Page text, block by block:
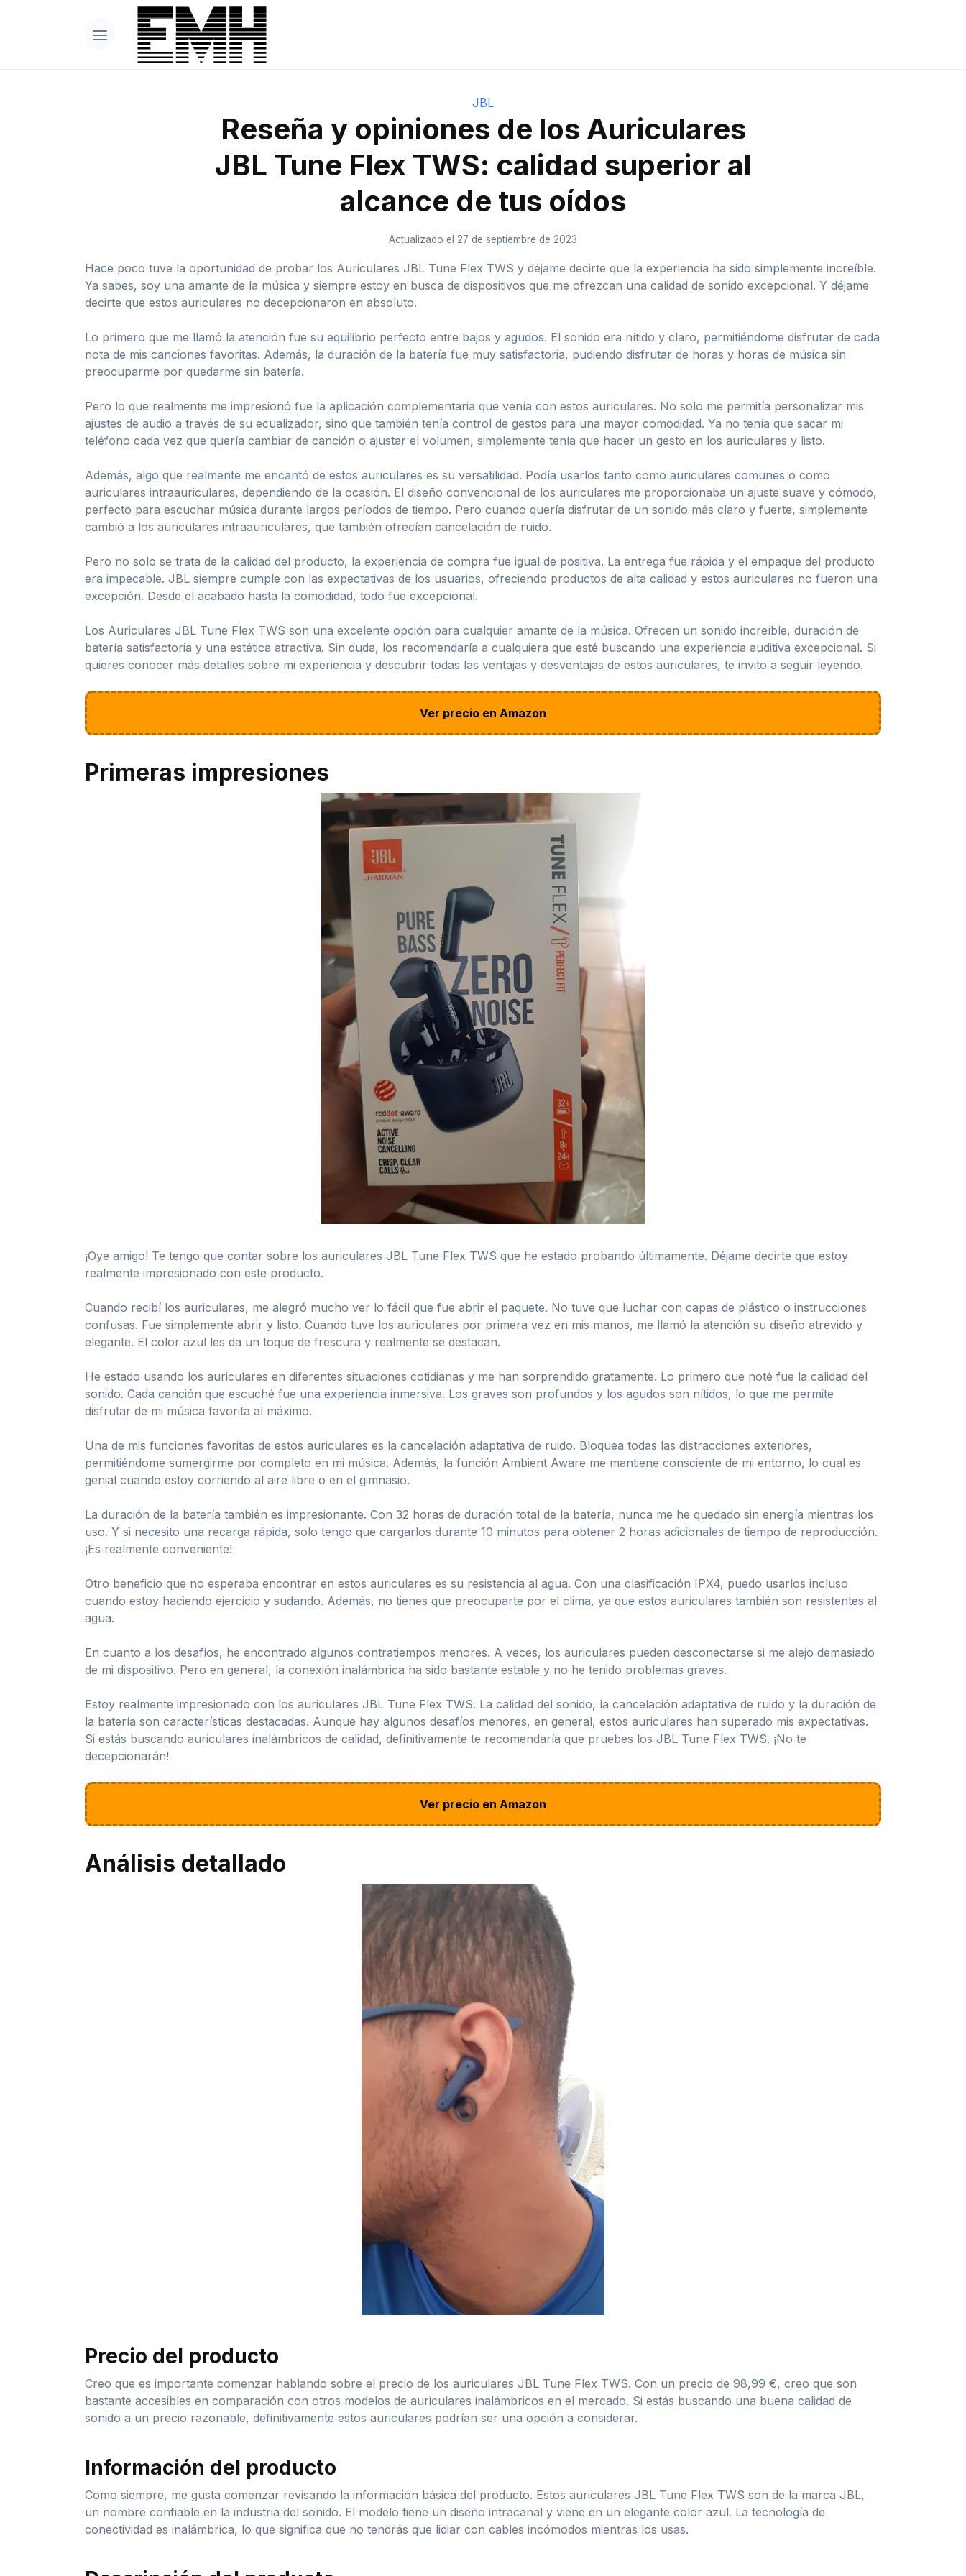
JBL
Reseña y opiniones de los Auriculares
JBL Tune Flex TWS: calidad superior al
alcance de tus oídos
Actualizado el 27 de septiembre de 2023
Hace poco tuve la oportunidad de probar los Auriculares JBL Tune Flex TWS y déjame decirte que la experiencia ha sido simplemente increíble.
Ya sabes, soy una amante de la música y siempre estoy en busca de dispositivos que me ofrezcan una calidad de sonido excepcional. Y déjame
decirte que estos auriculares no decepcionaron en absoluto.
Lo primero que me llamó la atención fue su equilibrio perfecto entre bajos y agudos. El sonido era nítido y claro, permitiéndome disfrutar de cada
nota de mis canciones favoritas. Además, la duración de la batería fue muy satisfactoria, pudiendo disfrutar de horas y horas de música sin
preocuparme por quedarme sin batería.
Pero lo que realmente me impresionó fue la aplicación complementaria que venía con estos auriculares. No solo me permitía personalizar mis
ajustes de audio a través de su ecualizador, sino que también tenía control de gestos para una mayor comodidad. Ya no tenía que sacar mi
teléfono cada vez que quería cambiar de canción o ajustar el volumen, simplemente tenía que hacer un gesto en los auriculares y listo.
Además, algo que realmente me encantó de estos auriculares es su versatilidad. Podía usarlos tanto como auriculares comunes o como
auriculares intraauriculares, dependiendo de la ocasión. El diseño convencional de los auriculares me proporcionaba un ajuste suave y cómodo,
perfecto para escuchar música durante largos períodos de tiempo. Pero cuando quería disfrutar de un sonido más claro y fuerte, simplemente
cambió a los auriculares intraauriculares, que también ofrecían cancelación de ruido.
Pero no solo se trata de la calidad del producto, la experiencia de compra fue igual de positiva. La entrega fue rápida y el empaque del producto
era impecable. JBL siempre cumple con las expectativas de los usuarios, ofreciendo productos de alta calidad y estos auriculares no fueron una
excepción. Desde el acabado hasta la comodidad, todo fue excepcional.
Los Auriculares JBL Tune Flex TWS son una excelente opción para cualquier amante de la música. Ofrecen un sonido increíble, duración de
batería satisfactoria y una estética atractiva. Sin duda, los recomendaría a cualquiera que esté buscando una experiencia auditiva excepcional. Si
quieres conocer más detalles sobre mi experiencia y descubrir todas las ventajas y desventajas de estos auriculares, te invito a seguir leyendo.
Ver precio en Amazon
Primeras impresiones
¡Oye amigo! Te tengo que contar sobre los auriculares JBL Tune Flex TWS que he estado probando últimamente. Déjame decirte que estoy
realmente impresionado con este producto.
Cuando recibí los auriculares, me alegró mucho ver lo fácil que fue abrir el paquete. No tuve que luchar con capas de plástico o instrucciones
confusas. Fue simplemente abrir y listo. Cuando tuve los auriculares por primera vez en mis manos, me llamó la atención su diseño atrevido y
elegante. El color azul les da un toque de frescura y realmente se destacan.
He estado usando los auriculares en diferentes situaciones cotidianas y me han sorprendido gratamente. Lo primero que noté fue la calidad del
sonido. Cada canción que escuché fue una experiencia inmersiva. Los graves son profundos y los agudos son nítidos, lo que me permite
disfrutar de mi música favorita al máximo.
Una de mis funciones favoritas de estos auriculares es la cancelación adaptativa de ruido. Bloquea todas las distracciones exteriores,
permitiéndome sumergirme por completo en mi música. Además, la función Ambient Aware me mantiene consciente de mi entorno, lo cual es
genial cuando estoy corriendo al aire libre o en el gimnasio.
La duración de la batería también es impresionante. Con 32 horas de duración total de la batería, nunca me he quedado sin energía mientras los
uso. Y si necesito una recarga rápida, solo tengo que cargarlos durante 10 minutos para obtener 2 horas adicionales de tiempo de reproducción.
¡Es realmente conveniente!
Otro beneficio que no esperaba encontrar en estos auriculares es su resistencia al agua. Con una clasificación IPX4, puedo usarlos incluso
cuando estoy haciendo ejercicio y sudando. Además, no tienes que preocuparte por el clima, ya que estos auriculares también son resistentes al
agua.
En cuanto a los desafíos, he encontrado algunos contratiempos menores. A veces, los auriculares pueden desconectarse si me alejo demasiado
de mi dispositivo. Pero en general, la conexión inalámbrica ha sido bastante estable y no he tenido problemas graves.
Estoy realmente impresionado con los auriculares JBL Tune Flex TWS. La calidad del sonido, la cancelación adaptativa de ruido y la duración de
la batería son características destacadas. Aunque hay algunos desafíos menores, en general, estos auriculares han superado mis expectativas.
Si estás buscando auriculares inalámbricos de calidad, definitivamente te recomendaría que pruebes los JBL Tune Flex TWS. ¡No te
decepcionarán!
Ver precio en Amazon
Análisis detallado
Precio del producto
Creo que es importante comenzar hablando sobre el precio de los auriculares JBL Tune Flex TWS. Con un precio de 98,99 €, creo que son
bastante accesibles en comparación con otros modelos de auriculares inalámbricos en el mercado. Si estás buscando una buena calidad de
sonido a un precio razonable, definitivamente estos auriculares podrían ser una opción a considerar.
Información del producto
Como siempre, me gusta comenzar revisando la información básica del producto. Estos auriculares JBL Tune Flex TWS son de la marca JBL,
un nombre confiable en la industria del sonido. El modelo tiene un diseño intracanal y viene en un elegante color azul. La tecnología de
conectividad es inalámbrica, lo que significa que no tendrás que lidiar con cables incómodos mientras los usas.